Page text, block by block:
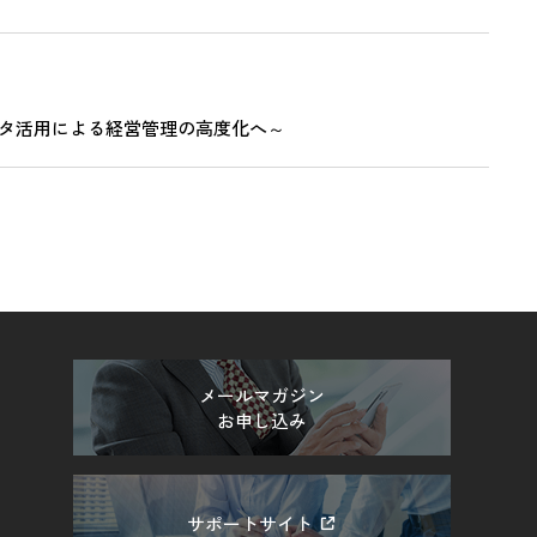
用による経営管理の高度化へ～
メールマガジン
お申し込み
サポートサイト